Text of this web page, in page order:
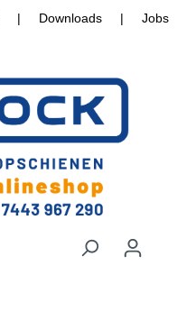
| Downloads | Jobs